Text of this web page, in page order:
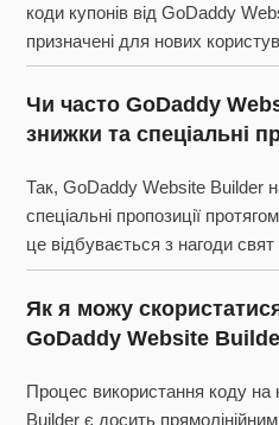
коди купонів від GoDaddy
призначені для нових
Чи часто GoDaddy
знижки та спеціальні
Так, GoDaddy Website Builder
спеціальні пропозиції
це відбувається з нагоди
Як я можу
GoDaddy Website
Процес використання коду на
Builder є досить